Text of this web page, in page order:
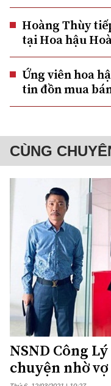
Hoàng Thùy
tại Hoa hậu
Ứng viên hoa
tin đồn mua
CÙNG
NSND Công
chuyện nhờ